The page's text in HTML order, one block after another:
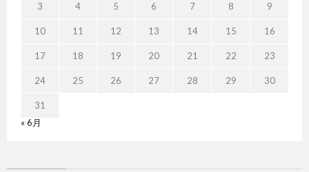
3 4 5 6 7 8 9
10 11 12 13 14 15 16
17 18 19 20 21 22 23
24 25 26 27 28 29 30
31
« 6月